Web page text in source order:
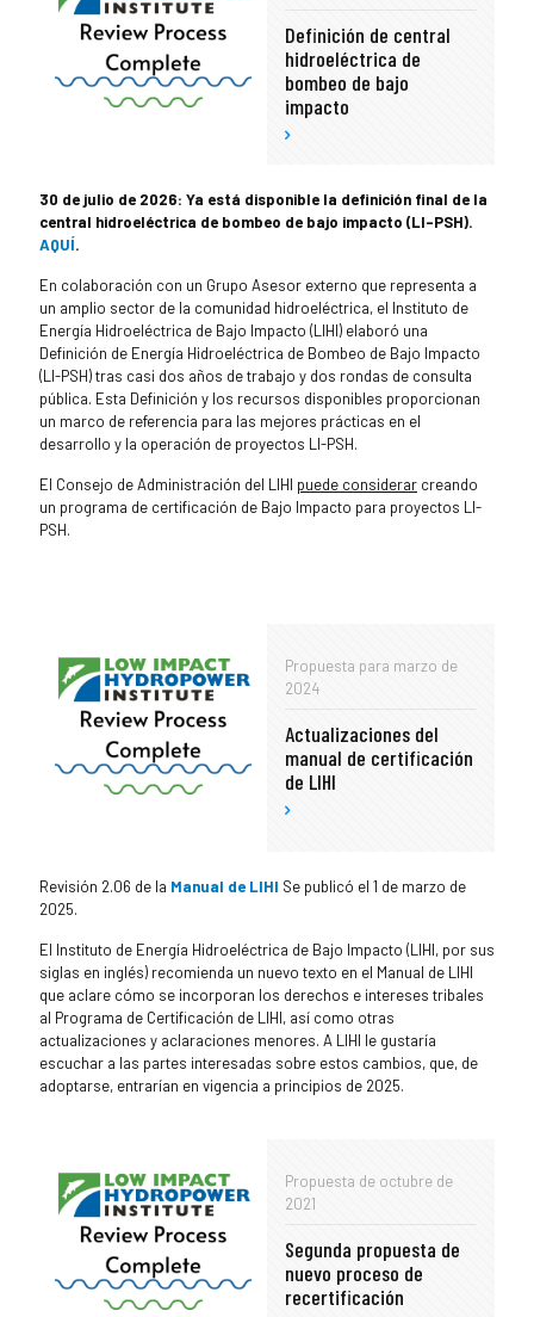
Definición de central
hidroeléctrica de
bombeo de bajo
impacto
30 de julio de 2026: Ya está disponible la definición final de la
central hidroeléctrica de bombeo de bajo impacto (LI-PSH).
AQUÍ.
En colaboración con un Grupo Asesor externo que representa a
un amplio sector de la comunidad hidroeléctrica, el Instituto de
Energía Hidroeléctrica de Bajo Impacto (LIHI) elaboró una
Definición de Energía Hidroeléctrica de Bombeo de Bajo Impacto
(LI-PSH) tras casi dos años de trabajo y dos rondas de consulta
pública. Esta Definición y los recursos disponibles proporcionan
un marco de referencia para las mejores prácticas en el
desarrollo y la operación de proyectos LI-PSH.
El Consejo de Administración del LIHI puede considerar creando
un programa de certificación de Bajo Impacto para proyectos LI-
PSH.
Propuesta para marzo de
2024
Actualizaciones del
manual de certificación
de LIHI
Revisión 2.06 de la Manual de LIHI Se publicó el 1 de marzo de
2025.
El Instituto de Energía Hidroeléctrica de Bajo Impacto (LIHI, por sus
siglas en inglés) recomienda un nuevo texto en el Manual de LIHI
que aclare cómo se incorporan los derechos e intereses tribales
al Programa de Certificación de LIHI, así como otras
actualizaciones y aclaraciones menores. A LIHI le gustaría
escuchar a las partes interesadas sobre estos cambios, que, de
adoptarse, entrarían en vigencia a principios de 2025.
Propuesta de octubre de
2021
Segunda propuesta de
nuevo proceso de
recertificación